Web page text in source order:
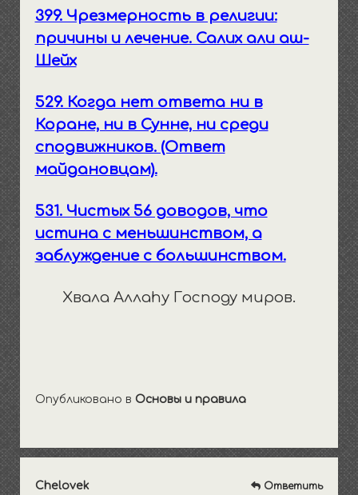
399. Чрезмерность в религии:
причины и лечение. Салих али аш-
Шейх
529. Когда нет ответа ни в
Коране, ни в Сунне, ни среди
сподвижников. (Ответ
майдановцам).
531. Чистых 56 доводов, что
истина с меньшинством, а
заблуждение с большинством.
Хвала Аллаhу Господу миров.
Опубликовано в Основы и правила
Chelovek Ответить